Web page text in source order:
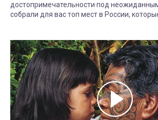
достопримечательности под
собрали для вас топ мест в России,